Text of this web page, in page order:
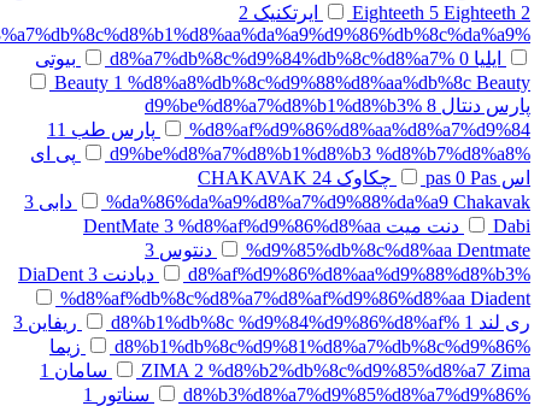
Eighteeth 5 Eighteeth 2 ایرتکنیک 2
%d8%a7%db%8c%d8%b1%d8%aa%da%a9%d9%86%db%8c%da%a9
ایلیا 0
%d8%a7%db%8c%d9%84%db%8c%d8%a7
بیوتی
Beauty 1 %d8%a8%db%8c%d9%88%d8%aa%db%8c Beauty
پارس دنتال 8
%d9%be%d8%a7%d8%b1%d8%b3
%d8%af%d9%86%d8%aa%d8%a7%d9%84
پارس طب 11
%d9%be%d8%a7%d8%b1%d8%b3 %d8%b7%d8%a8
پی ای
اس pas
0 Pas چکاوک CHAKAVAK 24
%da%86%da%a9%d8%a7%d9%88%da%a9 Chakavak
دابی 3
Dabi
دنت میت DentMate 3 %d8%af%d9%86%d8%aa
%d9%85%db%8c%d8%aa Dentmate
دنتوس 3
%d8%af%d9%86%d8%aa%d9%88%d8%b3
دیادنت DiaDent 3
%d8%af%db%8c%d8%a7%d8%af%d9%86%d8%aa Diadent
ری لند 1
%d8%b1%db%8c %d9%84%d9%86%d8%af ریفاین 3
%d8%b1%db%8c%d9%81%d8%a7%db%8c%d9%86
زیما
ZIMA 2 %d8%b2%db%8c%d9%85%d8%a7 Zima سامان 1
%d8%b3%d8%a7%d9%85%d8%a7%d9%86
سناتور
1